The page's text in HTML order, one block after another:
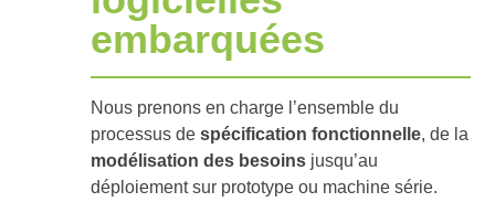
embarquées
Nous prenons en charge l’ensemble du
processus despécification fonctionnelle, de la
modélisation des besoins jusqu’au
déploiement sur prototype ou machine série.